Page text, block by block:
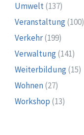
Umwelt(137)
Veranstaltung(100)
Verkehr(199)
Verwaltung(141)
Weiterbildung(15)
Wohnen(27)
Workshop (13)